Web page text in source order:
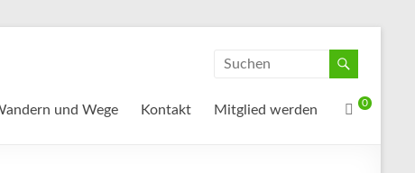
0
und Wege Kontakt Mitglied werden